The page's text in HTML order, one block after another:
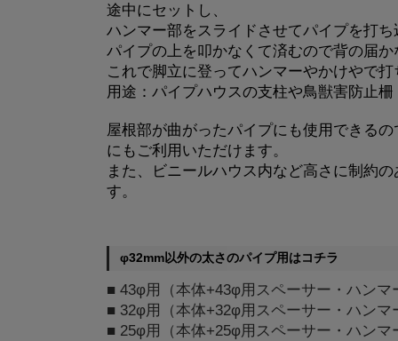
途中にセットし、
ハンマー部をスライドさせてパイプを打
パイプの上を叩かなくて済むので背の届
これで脚立に登ってハンマーやかけやで
用途：パイプハウスの支柱や鳥獣害防止
屋根部が曲がったパイプにも使用できる
にもご利用いただけます。
また、ビニールハウス内など高さに制約
す。
φ32mm以外の太さのパイプ用はコチラ
■ 43φ用（本体+43φ用スペーサー・ハン
■ 32φ用（本体+32φ用スペーサー・ハン
■ 25φ用（本体+25φ用スペーサー・ハン